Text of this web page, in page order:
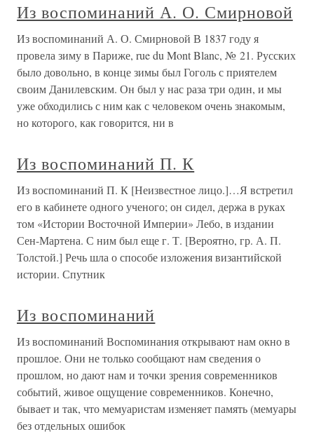
Из воспоминаний А. О. Смирновой
Из воспоминаний А. О. Смирновой В 1837 году я
провела зиму в Париже, rue du Mont Blanc, № 21. Русских
было довольно, в конце зимы был Гоголь с приятелем
своим Данилевским. Он был у нас раза три один, и мы
уже обходились с ним как с человеком очень знакомым,
но которого, как говорится, ни в
Из воспоминаний П. К
Из воспоминаний П. К [Неизвестное лицо.]…Я встретил
его в кабинете одного ученого; он сидел, держа в руках
том «Истории Восточной Империи» Лебо, в издании
Сен-Мартена. С ним был еще г. Т. [Вероятно, гр. А. П.
Толстой.] Речь шла о способе изложения византийской
истории. Спутник
Из воспоминаний
Из воспоминаний Воспоминания открывают нам окно в
прошлое. Они не только сообщают нам сведения о
прошлом, но дают нам и точки зрения современников
событий, живое ощущение современников. Конечно,
бывает и так, что мемуаристам изменяет память (мемуары
без отдельных ошибок